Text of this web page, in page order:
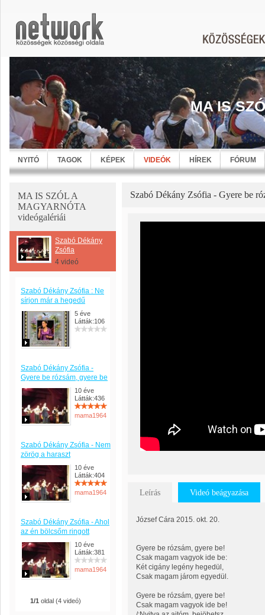
MA IS
NYITÓ TAGOK KÉPEK VIDEÓK HÍREK FÓRUM
MA IS SZÓL A
MAGYARNÓTA
videógalériái
Szabó Dékány
Zsófia
4 videó
Szabó Dékány Zsófia : Ne
sírjon már a hegedű
5 éve
Látták:106
Szabó Dékány Zsófia -
Gyere be rózsám, gyere be
10 éve
Látták:436
mama1964
Szabó Dékány Zsófia - Nem
zörög a haraszt
10 éve
Látták:404
mama1964
Szabó Dékány Zsófia - Ahol
az én bölcsőm ringott
10 éve
Látták:381
mama1964
1/1 oldal (4 videó)
Szabó Dékány Zsófia - Gyere be
Leírás Videó beágyazása
József Cára 2015. okt. 20.
Gyere be rózsám, gyere be!
Csak magam vagyok ide be:
Két cigány legény hegedül,
Csak magam járom egyedül.
Gyere be rózsám, gyere be!
Csak magam vagyok ide be!